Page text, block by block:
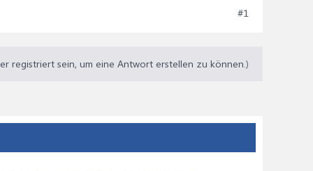
#1
registriert sein, um eine Antwort erstellen zu können.)